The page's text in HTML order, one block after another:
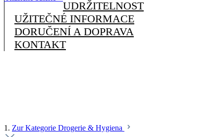
UDRŽITELNOST
UŽITEČNÉ INFORMACE
DORUČENÍ A DOPRAVA
KONTAKT
1. Zur Kategorie Drogerie & Hygiena